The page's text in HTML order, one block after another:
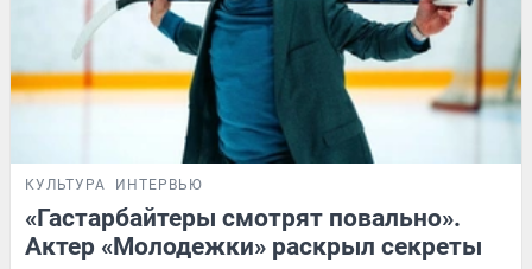
КУЛЬТУРА ИНТЕРВЬЮ
«Гастарбайтеры смотрят повально».
Актер «Молодежки» раскрыл секреты